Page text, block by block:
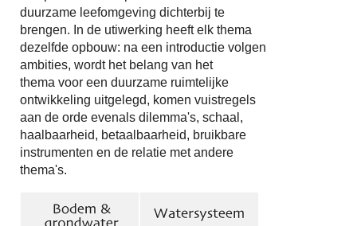
duurzame leefomgeving dichterbij te
brengen. In de utiwerking heeft elk thema
dezelfde opbouw: na een introductie volgen
ambities, wordt het belang van het
thema voor een duurzame ruimtelijke
ontwikkeling uitgelegd, komen vuistregels
aan de orde evenals dilemma's, schaal,
haalbaarheid, betaalbaarheid, bruikbare
instrumenten en de relatie met andere
thema's.